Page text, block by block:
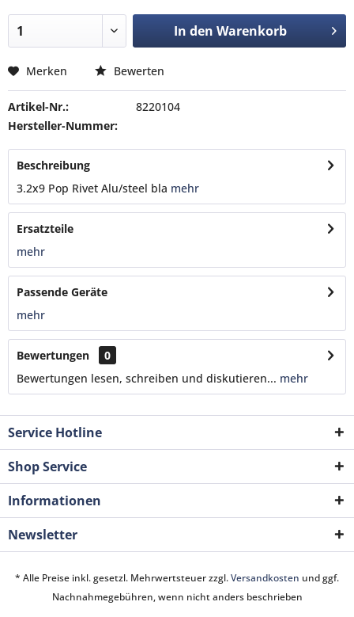
In den Warenkorb
Merken Bewerten
Artikel-Nr.:
8220104
Hersteller-Nummer:
Beschreibung
3.2x9 Pop Rivet Alu/steel bla mehr
Ersatzteile
mehr
Passende Geräte
mehr
Bewertungen
0
Bewertungen lesen, schreiben und diskutieren... mehr
Service Hotline
Shop Service
Informationen
Newsletter
* Alle Preise inkl. gesetzl. Mehrwertsteuer zzgl.Versandkosten und ggf.
Nachnahmegebühren, wenn nicht anders beschrieben